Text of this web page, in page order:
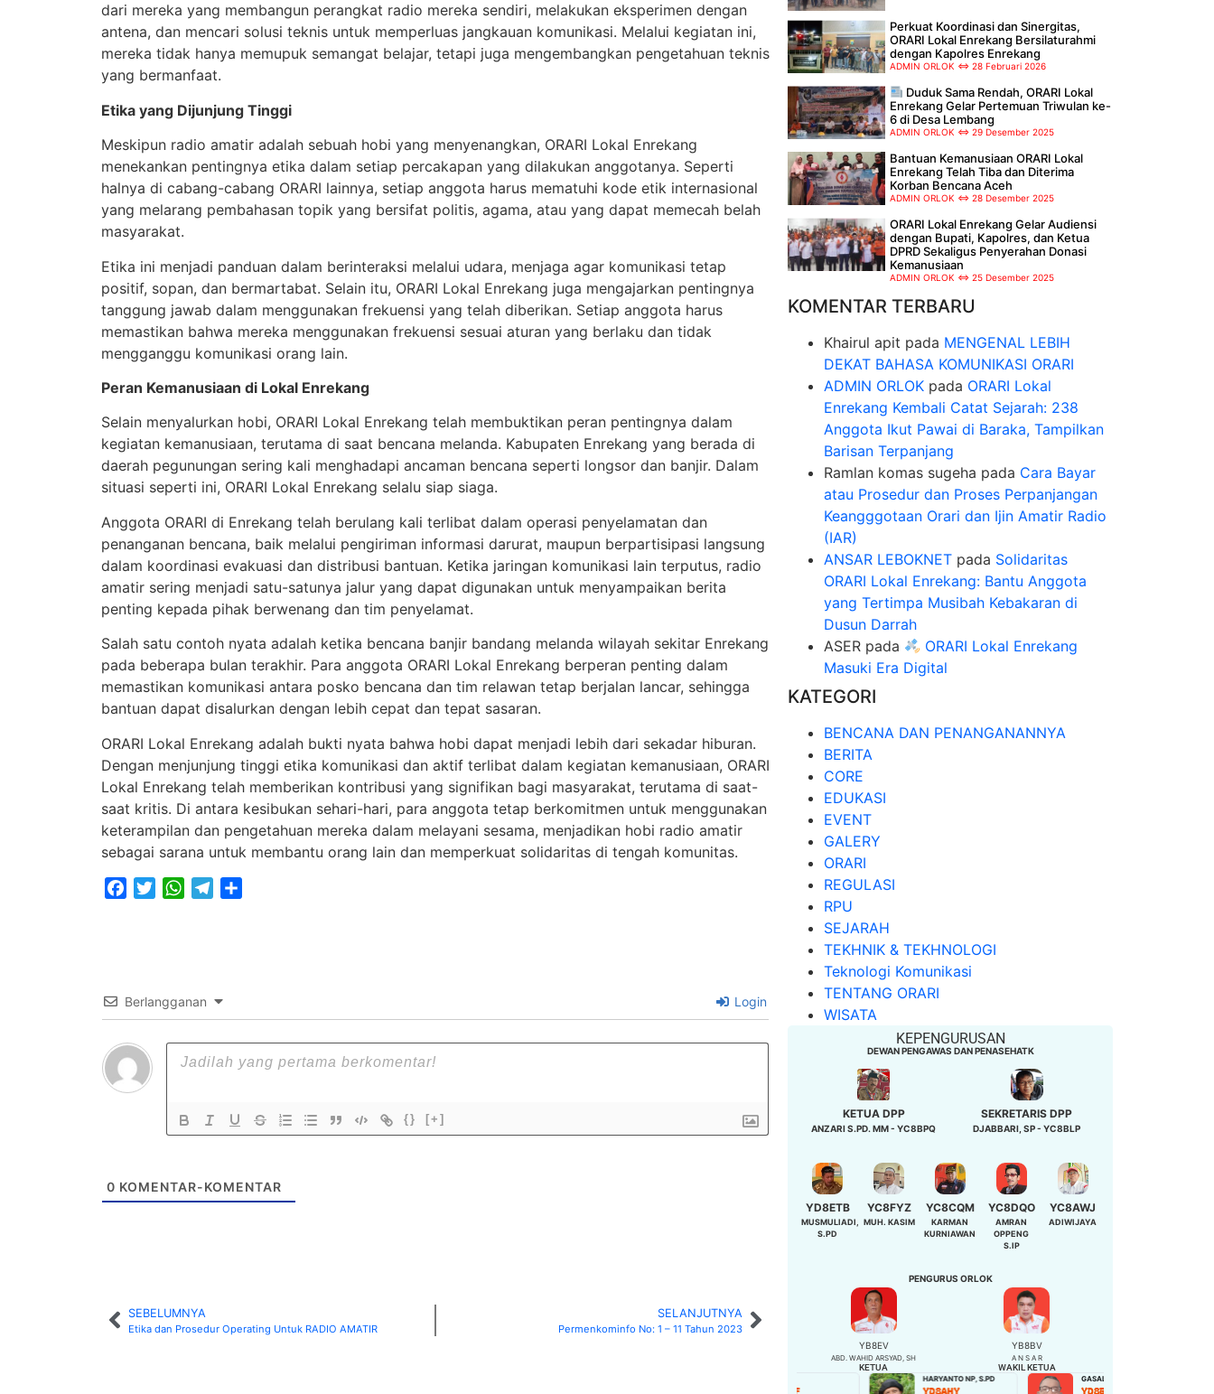
dari mereka yang membangun perangkat radio mereka sendiri, melakukan eksperimen dengan
antena, dan mencari solusi teknis untuk memperluas jangkauan komunikasi. Melalui kegiatan ini,
mereka tidak hanya memupuk semangat belajar, tetapi juga mengembangkan pengetahuan teknis
yang bermanfaat.
Etika yang Dijunjung Tinggi
Meskipun radio amatir adalah sebuah hobi yang menyenangkan, ORARI Lokal Enrekang
menekankan pentingnya etika dalam setiap percakapan yang dilakukan anggotanya. Seperti
halnya di cabang-cabang ORARI lainnya, setiap anggota harus mematuhi kode etik internasional
yang melarang pembahasan topik yang bersifat politis, agama, atau yang dapat memecah belah
masyarakat.
Etika ini menjadi panduan dalam berinteraksi melalui udara, menjaga agar komunikasi tetap
positif, sopan, dan bermartabat. Selain itu, ORARI Lokal Enrekang juga mengajarkan pentingnya
tanggung jawab dalam menggunakan frekuensi yang telah diberikan. Setiap anggota harus
memastikan bahwa mereka menggunakan frekuensi sesuai aturan yang berlaku dan tidak
mengganggu komunikasi orang lain.
Peran Kemanusiaan di Lokal Enrekang
Selain menyalurkan hobi, ORARI Lokal Enrekang telah membuktikan peran pentingnya dalam
kegiatan kemanusiaan, terutama di saat bencana melanda. Kabupaten Enrekang yang berada di
daerah pegunungan sering kali menghadapi ancaman bencana seperti longsor dan banjir. Dalam
situasi seperti ini, ORARI Lokal Enrekang selalu siap siaga.
Anggota ORARI di Enrekang telah berulang kali terlibat dalam operasi penyelamatan dan
penanganan bencana, baik melalui pengiriman informasi darurat, maupun berpartisipasi langsung
dalam koordinasi evakuasi dan distribusi bantuan. Ketika jaringan komunikasi lain terputus, radio
amatir sering menjadi satu-satunya jalur yang dapat digunakan untuk menyampaikan berita
penting kepada pihak berwenang dan tim penyelamat.
Salah satu contoh nyata adalah ketika bencana banjir bandang melanda wilayah sekitar Enrekang
pada beberapa bulan terakhir. Para anggota ORARI Lokal Enrekang berperan penting dalam
memastikan komunikasi antara posko bencana dan tim relawan tetap berjalan lancar, sehingga
bantuan dapat disalurkan dengan lebih cepat dan tepat sasaran.
ORARI Lokal Enrekang adalah bukti nyata bahwa hobi dapat menjadi lebih dari sekadar hiburan.
Dengan menjunjung tinggi etika komunikasi dan aktif terlibat dalam kegiatan kemanusiaan, ORARI
Lokal Enrekang telah memberikan kontribusi yang signifikan bagi masyarakat, terutama di saat-
saat kritis. Di antara kesibukan sehari-hari, para anggota tetap berkomitmen untuk menggunakan
keterampilan dan pengetahuan mereka dalam melayani sesama, menjadikan hobi radio amatir
sebagai sarana untuk membantu orang lain dan memperkuat solidaritas di tengah komunitas.
FacebookTwitterWhatsAppTelegram
Berlangganan Login
{} [+]
0 KOMENTAR-KOMENTAR
SEBELUMNYA
Etika dan Prosedur Operating Untuk RADIO AMATIR
SELANJUTNYA
Permenkominfo No: 1 – 11 Tahun 2023
Perkuat Koordinasi dan Sinergitas,
ORARI Lokal Enrekang Bersilaturahmi
dengan Kapolres Enrekang
ADMIN ORLOK 28 Februari 2026
Duduk Sama Rendah, ORARI Lokal
Enrekang Gelar Pertemuan Triwulan ke-
6 di Desa Lembang
ADMIN ORLOK 29 Desember 2025
Bantuan Kemanusiaan ORARI Lokal
Enrekang Telah Tiba dan Diterima
Korban Bencana Aceh
ADMIN ORLOK 28 Desember 2025
ORARI Lokal Enrekang Gelar Audiensi
dengan Bupati, Kapolres, dan Ketua
DPRD Sekaligus Penyerahan Donasi
Kemanusiaan
ADMIN ORLOK 25 Desember 2025
KOMENTAR TERBARU
Khairul apit pada MENGENAL LEBIH
DEKAT BAHASA KOMUNIKASI ORARI
ADMIN ORLOK pada ORARI Lokal
Enrekang Kembali Catat Sejarah: 238
Anggota Ikut Pawai di Baraka, Tampilkan
Barisan Terpanjang
Ramlan komas sugeha pada Cara Bayar
atau Prosedur dan Proses Perpanjangan
Keangggotaan Orari dan Ijin Amatir Radio
(IAR)
ANSAR LEBOKNET pada Solidaritas
ORARI Lokal Enrekang: Bantu Anggota
yang Tertimpa Musibah Kebakaran di
Dusun Darrah
ASER pada
ORARI Lokal Enrekang
Masuki Era Digital
KATEGORI
BENCANA DAN PENANGANANNYA
BERITA
CORE
EDUKASI
EVENT
GALERY
ORARI
REGULASI
RPU
SEJARAH
TEKHNIK & TEKHNOLOGI
Teknologi Komunikasi
TENTANG ORARI
WISATA
KEPENGURUSAN
DEWAN PENGAWAS DAN PENASEHATK
KETUA DPP
ANZARI S.PD. MM - YC8BPQ
SEKRETARIS DPP
DJABBARI, SP - YC8BLP
YD8ETB
MUSMULIADI,
S.PD
YC8FYZ
MUH. KASIM
YC8CQM
KARMAN
KURNIAWAN
YC8DQO
AMRAN
OPPENG
S.IP
YC8AWJ
ADIWIJAYA
PENGURUS ORLOK
YB8EV
ABD. WAHID ARSYAD, SH
KETUA
YB8BV
A N S A R
WAKIL KETUA
HARYANTO NP, S.PD
YD8AHY
GASALI
YD8EJP